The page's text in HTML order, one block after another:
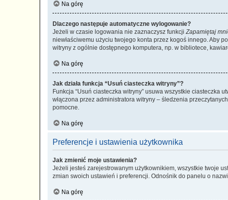
Na górę
Dlaczego następuje automatyczne wylogowanie?
Jeżeli w czasie logowania nie zaznaczysz funkcjiZapamiętaj
niewłaściwemu użyciu twojego konta przez kogoś innego. Aby
witryny z ogólnie dostępnego komputera, np. w bibliotece,
Na górę
Jak działa funkcja “Usuń ciasteczka witryny”?
Funkcja “Usuń ciasteczka witryny” usuwa wszystkie ciasteczka
włączona przez administratora witryny – śledzenia
pomocne.
Na górę
Preferencje i ustawienia użytkownika
Jak zmienić moje ustawienia?
Jeżeli jesteś zarejestrowanym użytkownikiem, wszystkie twoje
zmian swoich ustawień i preferencji. Odnośnik do panelu o
Na górę